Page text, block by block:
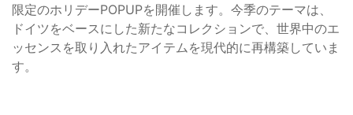
限定のホリデーPOPUPを開催します。今季のテーマは、
ドイツをベースにした新たなコレクションで、世界中のエ
ッセンスを取り入れたアイテムを現代的に再構築していま
す。